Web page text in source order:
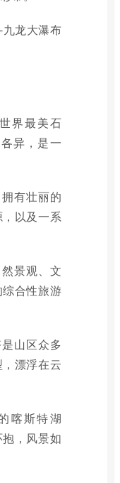
龙大瀑布
界最美石
异，是一
有壮丽的
以及一系
景观、文
合性旅游
山区众多
漂浮在云
喀斯特湖
，风景如